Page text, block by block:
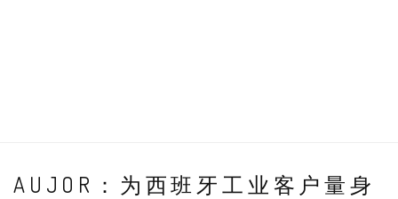
AUJOR：为西班牙工业客户量身